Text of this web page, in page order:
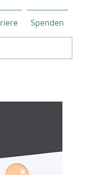
Spenden